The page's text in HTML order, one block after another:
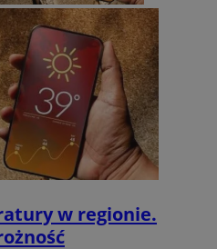
w regionie.